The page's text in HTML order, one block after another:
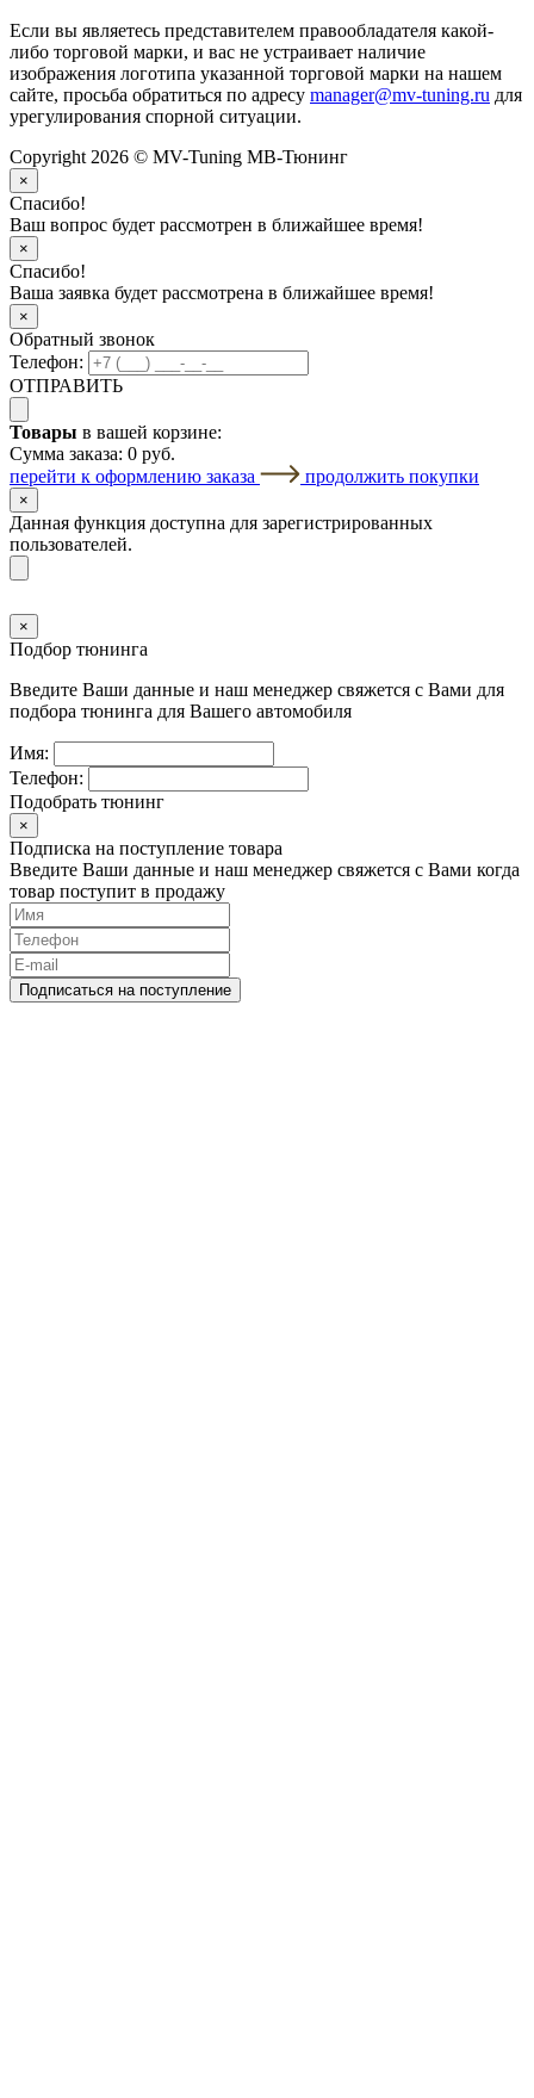
Если вы являетесь представителем правообладателя какой-
либо торговой марки, и вас не устраивает наличие
изображения логотипа указанной торговой марки на нашем
сайте, просьба обратиться по адресу manager@mv-tuning.ru для
урегулирования спорной ситуации.
Copyright 2026 © MV-Tuning МВ-Тюнинг
×
Спасибо!
Ваш вопрос будет рассмотрен в ближайшее время!
×
Спасибо!
Ваша заявка будет рассмотрена в ближайшее время!
×
Обратный звонок
Телефон:
ОТПРАВИТЬ
Товары в вашей корзине:
Сумма заказа: 0 руб.
перейти к оформлению заказа
продолжить покупки
×
Данная функция доступна для зарегистрированных
пользователей.
×
Подбор тюнинга
Введите Ваши данные и наш менеджер свяжется с Вами для
подбора тюнинга для Вашего автомобиля
Имя:
Телефон:
Подобрать тюнинг
×
Подписка на поступление товара
Введите Ваши данные и наш менеджер свяжется с Вами когда
товар поступит в продажу